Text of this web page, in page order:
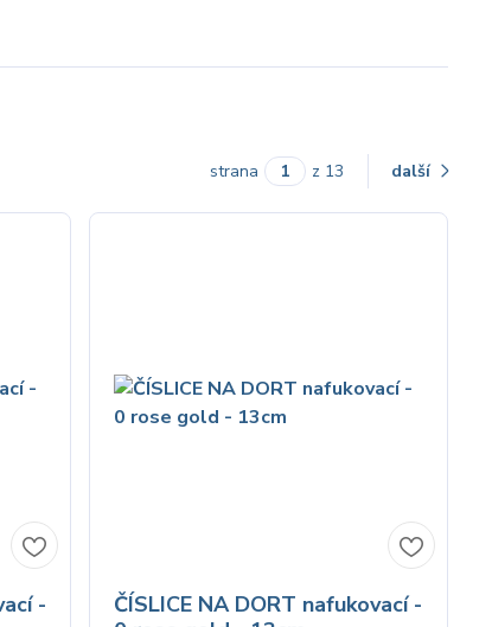
strana z 13 další
-
ČÍSLICE NA DORT nafukovací -